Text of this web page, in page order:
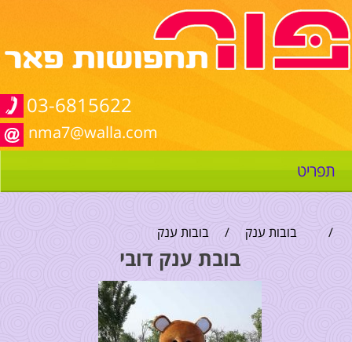
03-6815622
nma7@walla.com
תפריט
/ בובות ענק / בובות ענק
בובת ענק דובי